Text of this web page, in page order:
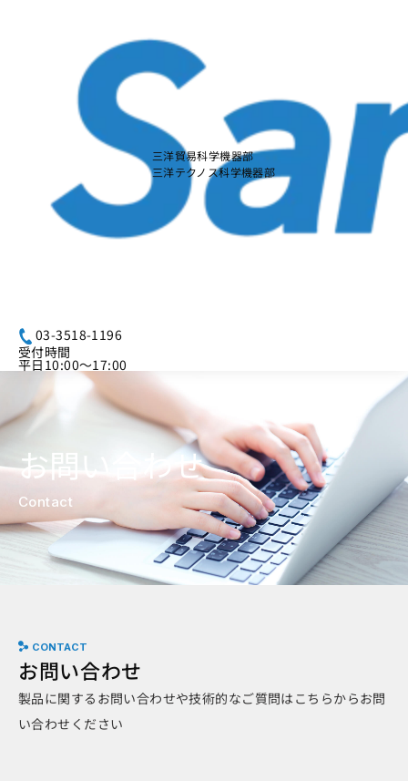
三洋貿易科学機器部
三洋テクノス科学機器部
03-3518-1196
受付時間
平日10:00～17:00
お問い合わせ
Contact
CONTACT
お問い合わせ
製品に関するお問い合わせや技術的なご質問はこちらからお問
い合わせください